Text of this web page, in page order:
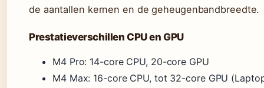
de aantallen kernen en de geheugenbandbreedte.
Prestatieverschillen CPU en GPU
M4 Pro: 14-core CPU, 20-core GPU
M4 Max: 16-core CPU, tot 32-core GPU